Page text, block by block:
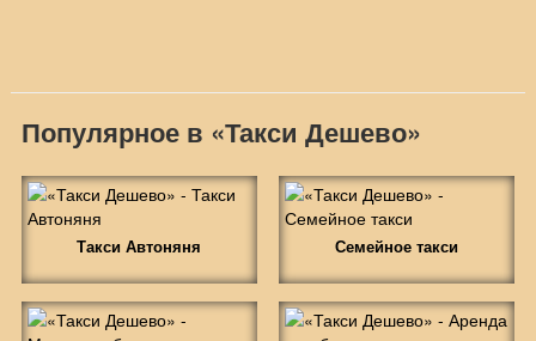
Популярное в «Такси Дешево»
Такси Автоняня Семейное такси